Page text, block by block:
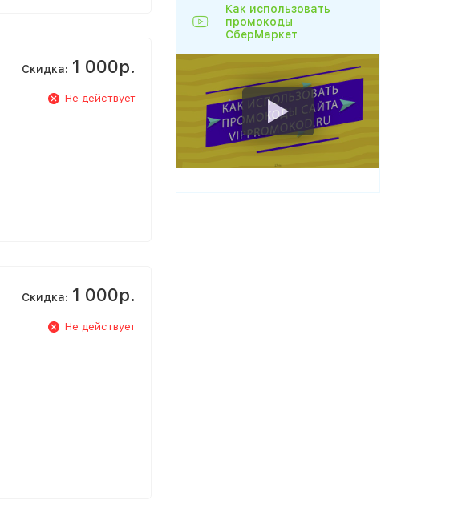
Скидка: 1 000р.
Не действует
Скидка: 1 000р.
Не действует
Как использовать
промокоды
СберМаркет